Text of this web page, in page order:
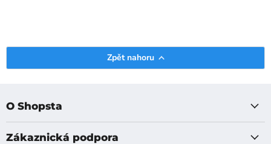
Zpět nahoru
O Shopsta
Zákaznická podpora